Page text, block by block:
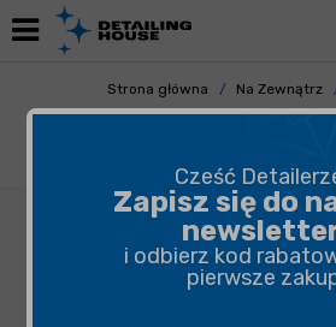
Strona główna Na Zewnątrz
Czyszczenie Opon i
Cześć
Zapisz się do
i odbierz kod
pierwsze